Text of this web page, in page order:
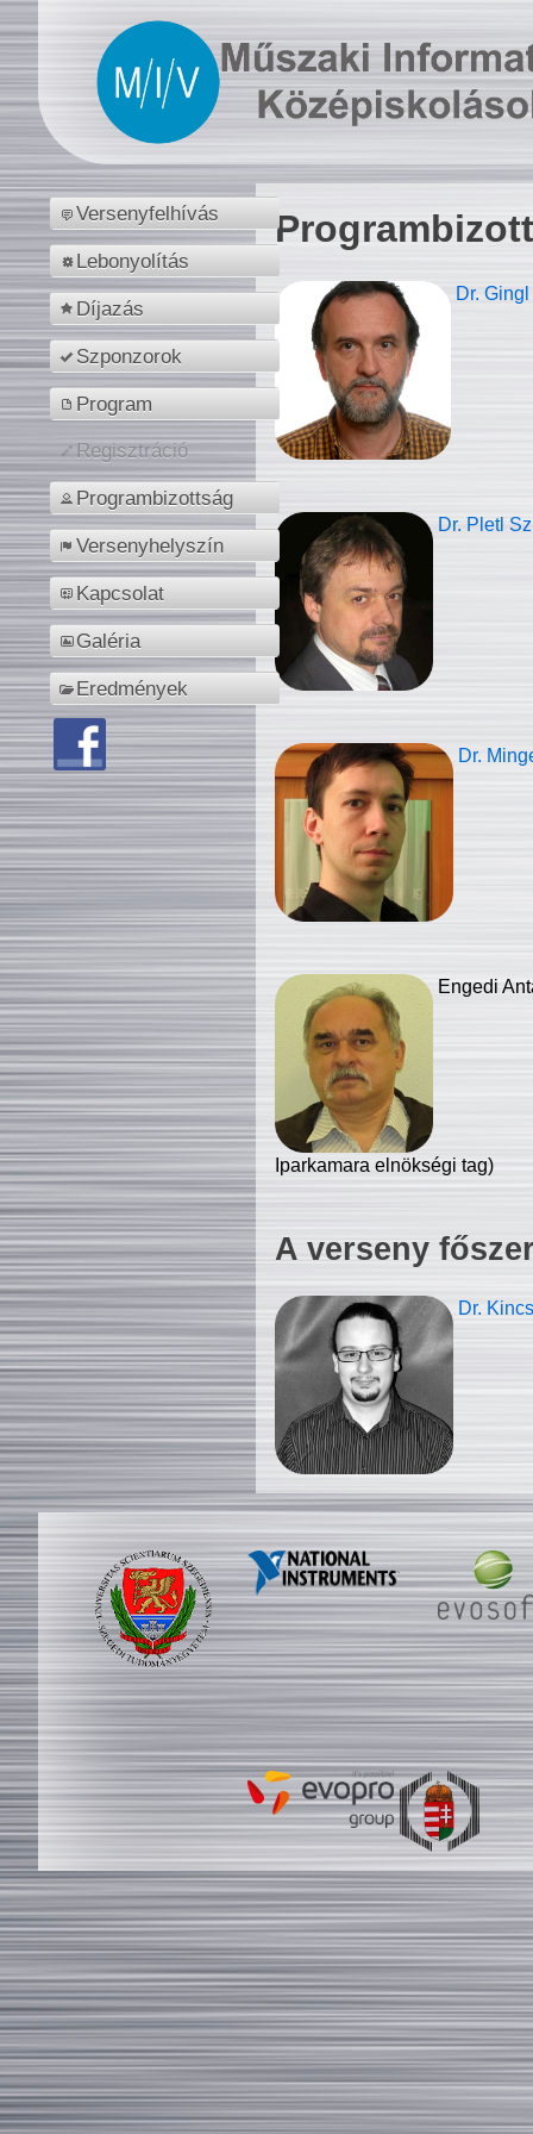
Versenyfelhívás
Lebonyolítás
Díjazás
Szponzorok
Program
Regisztráció
Programbizottság
Versenyhelyszín
Kapcsolat
Galéria
Eredmények
Dr.
Dr. Pletl
Dr.
Engedi
Iparkamara elnökségi tag)
A verseny
Dr.